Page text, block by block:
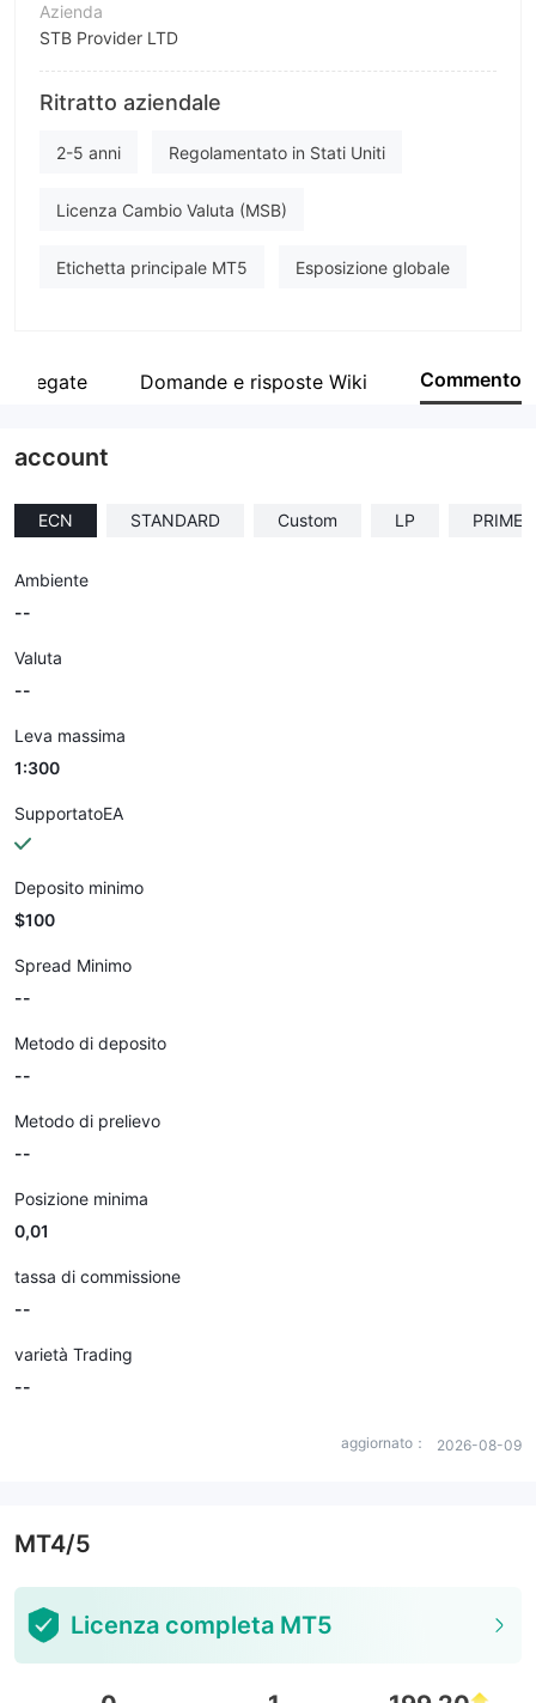
Azienda
STB Provider LTD
Abbreviazione
STB Provider
Impiegato di azienda
Ritratto aziendale
2-5 anni Regolamentato in Stati Uniti
Licenza Cambio Valuta (MSB)
Etichetta principale MT5 Esposizione globale
Domande e risposte Wiki Commento
account
ECN STANDARD Custom LP PRIME
Ambiente
--
Valuta
--
Leva massima
1:300
SupportatoEA
Deposito minimo
$100
Spread Minimo
--
Metodo di deposito
--
Metodo di prelievo
--
Posizione minima
0,01
tassa di commissione
--
varietà Trading
--
aggiornato： 2026-08-09
MT4/5
Licenza completa MT5